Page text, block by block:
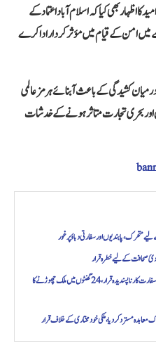
بھی کیا کہ اسلام آباد اعتماد کے
میں امن کے قیام میں مؤثر کردار ادا کرے
کشیدگی کے باعث آبنائے ہرمز عالمی
اور بحری تجارت متاثر ہونے کے خدشات
متحرک، پابندیوں اور سفارتی دباؤ پر غور
صحافت کے لیے خطرہ قرار
کویت کا ایران کے خلاف سخت سفارتی اقدام، 2 ایرانی سفارت کار ناپسندیدہ قرار، 24 گھنٹوں میں ملک چھوڑنے کا
مسترد کر دیا، ملکی خودمختاری کے خلاف قرار